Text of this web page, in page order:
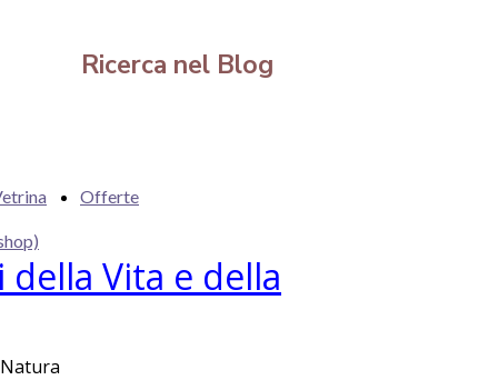
Ricerca nel Blog
Offerte
Vita e della